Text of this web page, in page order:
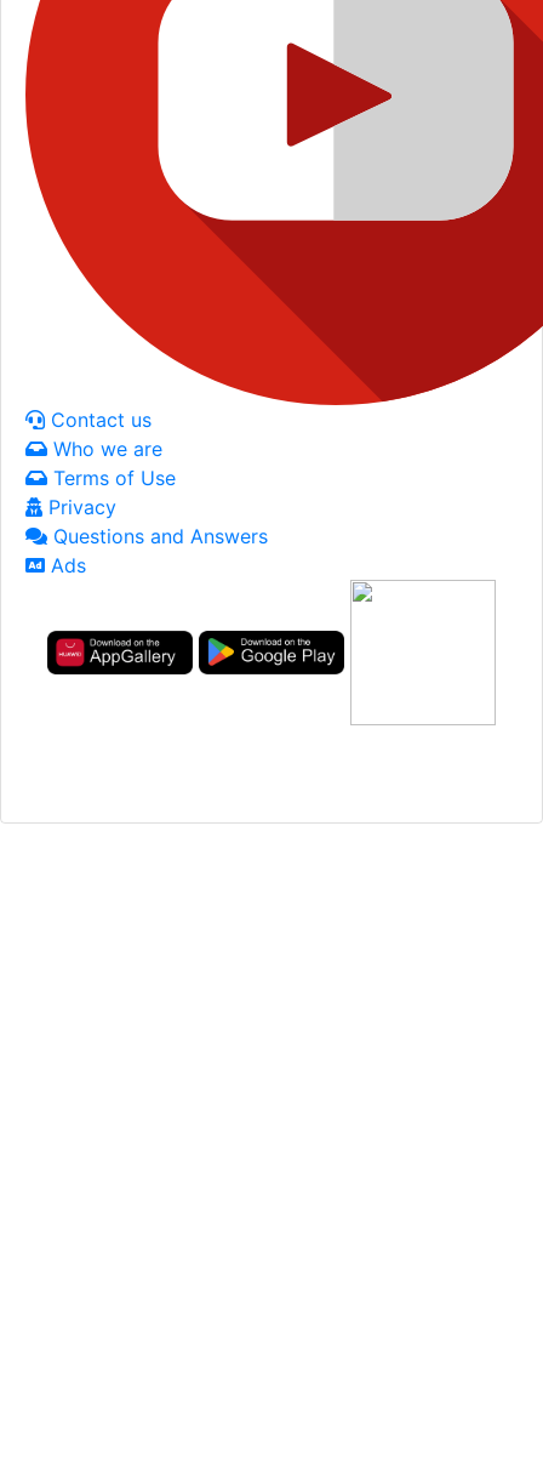
Contact us
Who we are
Terms of Use
Privacy
Questions and Answers
Ads